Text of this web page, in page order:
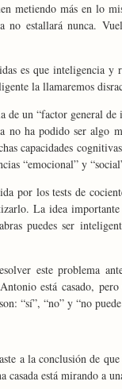
metiendo más en lo
no estallará nunca.
es que inteligencia y
la llamaremos
de un “factor general
ha podido ser algo
capacidades
“emocional” y
por los tests de
La idea
puedes ser
este problema
está casado,
“sí”, “no” y “no
a la conclusión de
casada está mirando a